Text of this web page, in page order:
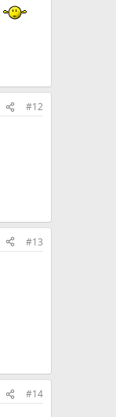
#12
#13
#14